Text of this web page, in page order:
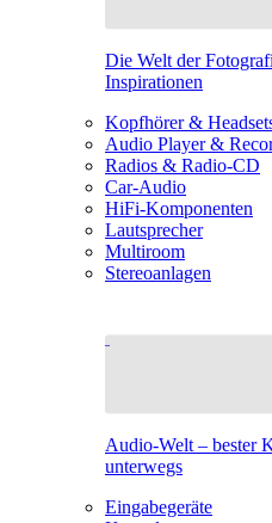
Die Welt der
Inspirationen
Kopfhörer &
Audio Player &
Radios & Radio-CD
Car-Audio
HiFi-Komponenten
Lautsprecher
Multiroom
Stereoanlagen
Audio-Welt – bester
unterwegs
Eingabegeräte